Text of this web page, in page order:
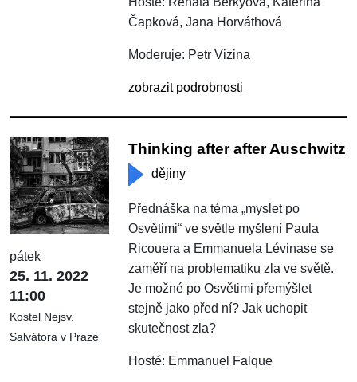
Čapková, Jana Horváthová
Moderuje: Petr Vizina
zobrazit podrobnosti
pátek
25. 11. 2022
11:00
Kostel Nejsv.
Salvátora v Praze
Thinking after after Auschwitz
dějiny
Přednáška na téma „myslet po
Osvětimi“ ve světle myšlení Paula
Ricouera a Emmanuela Lévinase se
zaměří na problematiku zla ve světě.
Je možné po Osvětimi přemýšlet
stejně jako před ní? Jak uchopit
skutečnost zla?
Hosté: Emmanuel Falque